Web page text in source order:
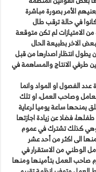
الأمر بصورة مباشرة
في حالة ترقب طال
من الامتيازات لم تكن متوقعة
الاخر بطبيعة الحال
يطول انتظار اصدارها من قبل
طرفي الانتاج والمساهمة في
الفصول او المواد وانما
وصاحب العمل، او تلك
بمنحها ساعة يوميا لرعاية
فضلا عن زيادة اجازتها
وهي كذلك تشترك في عموم
منها الى اكثر من أحد عشر
الوطني من الاستقرار في
صاحب العمل بتأمينها ومنها